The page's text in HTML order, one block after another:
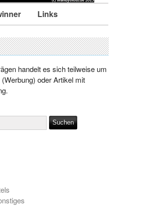
Links
handelt es sich teilweise um
oder Artikel mit